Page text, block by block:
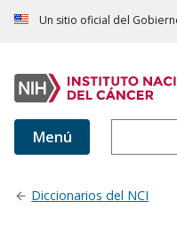
Un sitio oficial del
Menú
Diccionarios del NCI